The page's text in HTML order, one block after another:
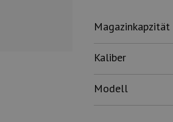
Magazinkapzität
Kaliber
Modell